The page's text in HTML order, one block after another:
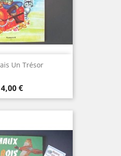
Un Trésor
Prix
4,00 €